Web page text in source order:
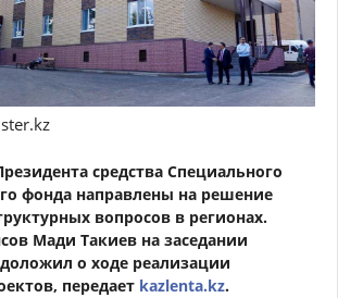
средства Специального
фонда направлены на решение
вопросов в регионах.
Мади Такиев на заседании
о ходе реализации
передает kazlenta.kz.